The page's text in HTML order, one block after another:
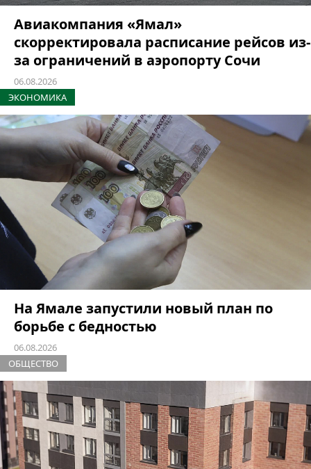
Авиакомпания «Ямал»
скорректировала расписание рейсов из-
за ограничений в аэропорту Сочи
06.08.2026
ЭКОНОМИКА
На Ямале запустили новый план по
борьбе с бедностью
06.08.2026
ОБЩЕСТВО